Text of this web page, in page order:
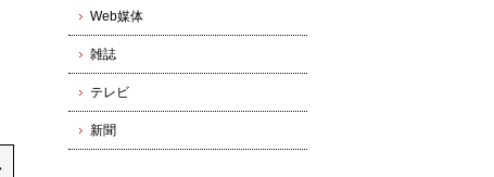
Web媒体
雑誌
テレビ
新聞